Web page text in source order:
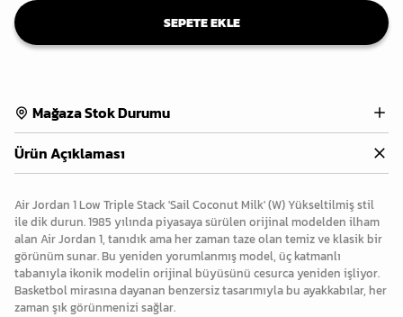
SEPETE EKLE
Mağaza Stok Durumu
Ürün Açıklaması
Air Jordan 1 Low Triple Stack 'Sail Coconut Milk' (W) Yükseltilmiş stil
ile dik durun. 1985 yılında piyasaya sürülen orijinal modelden ilham
alan Air Jordan 1, tanıdık ama her zaman taze olan temiz ve klasik bir
görünüm sunar. Bu yeniden yorumlanmış model, üç katmanlı
tabanıyla ikonik modelin orijinal büyüsünü cesurca yeniden işliyor.
Basketbol mirasına dayanan benzersiz tasarımıyla bu ayakkabılar, her
zaman şık görünmenizi sağlar.